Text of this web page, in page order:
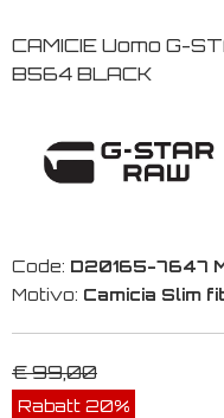
CAMICIE Uomo G-
B564 BLACK
Code: D20165-7647
Motivo: Camicia Slim fit
€ 99,00
Rabatt 20%